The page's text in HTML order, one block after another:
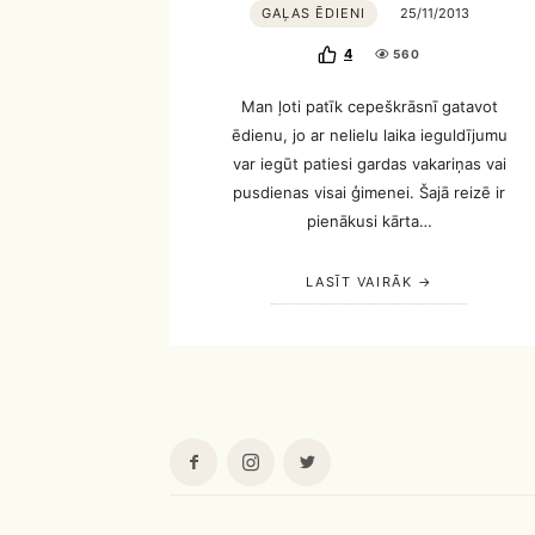
GAĻAS ĒDIENI 25/11/2013
4 560
Man ļoti patīk cepeškrāsnī gatavot
ēdienu, jo ar nelielu laika ieguldījumu
var iegūt patiesi gardas vakariņas vai
pusdienas visai ģimenei. Šajā reizē ir
pienākusi kārta…
LASĪT VAIRĀK